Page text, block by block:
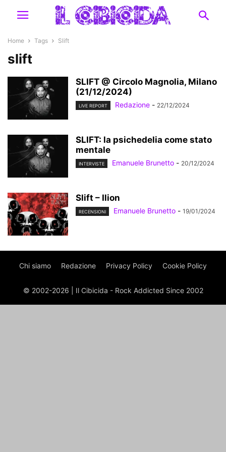
Home Tags Slift
slift
SLIFT @ Circolo Magnolia, Milano
(21/12/2024)
LIVE REPORT Redazione - 22/12/2024
SLIFT: la psichedelia come stato
mentale
INTERVISTE Emanuele Brunetto - 20/12/2024
Slift – Ilion
RECENSIONI Emanuele Brunetto - 19/01/2024
Chi siamo Redazione Privacy Policy Cookie Policy
© 2002-2026 | Il Cibicida - Rock Addicted Since 2002